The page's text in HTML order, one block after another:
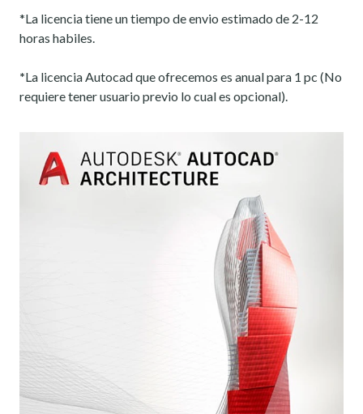
*La licencia tiene un tiempo de envio estimado de 2-12
horas habiles.
*La licencia Autocad que ofrecemos es anual para 1 pc (No
requiere tener usuario previo lo cual es opcional).